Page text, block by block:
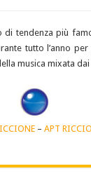
di tendenza più
tutto l’anno per
musica mixata
– APT